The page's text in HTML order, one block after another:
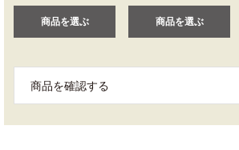
商品を選ぶ 商品を選ぶ
商品を確認する